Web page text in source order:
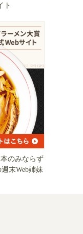
ト
のみならず
末Web姉妹